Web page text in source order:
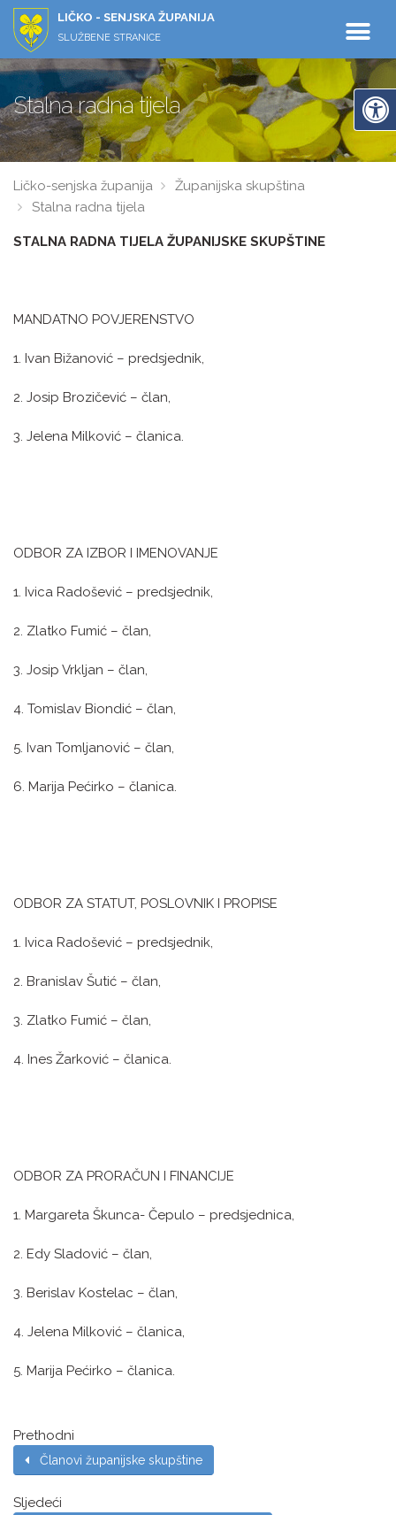
LIČKO - SENJSKA ŽUPANIJA
SLUŽBENE STRANICE
Stalna radna tijela
Ličko-senjska županija
Županijska skupština
Stalna radna tijela
STALNA RADNA TIJELA ŽUPANIJSKE SKUPŠTINE
MANDATNO POVJERENSTVO
1. Ivan Bižanović – predsjednik,
2. Josip Brozičević – član,
3. Jelena Milković – članica.
ODBOR ZA IZBOR I IMENOVANJE
1. Ivica Radošević – predsjednik,
2. Zlatko Fumić – član,
3. Josip Vrkljan – član,
4. Tomislav Biondić – član,
5. Ivan Tomljanović – član,
6. Marija Pećirko – članica.
ODBOR ZA STATUT, POSLOVNIK I PROPISE
1. Ivica Radošević – predsjednik,
2. Branislav Šutić – član,
3. Zlatko Fumić – član,
4. Ines Žarković – članica.
ODBOR ZA PRORAČUN I FINANCIJE
1. Margareta Škunca- Čepulo – predsjednica,
2. Edy Sladović – član,
3. Berislav Kostelac – član,
4. Jelena Milković – članica,
5. Marija Pećirko – članica.
Prethodni
Članovi županijske skupštine
Sljedeći